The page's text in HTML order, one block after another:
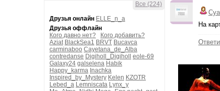
Все (224)
Друзья онлайн ELLE_n_a
Друзья оффлайн
Кого давно нет?
Кого добавить?
Aziat BlackSea1 BRVT Bucavca
carminaboo Cayetana_de_Alba
contredanse Digiholl_Digiholl
eole-69
Galaxy24 galselena Habik
Happy_karma Inachka
Inspired_by_Mystery Kelen KZOTR
Lebed_a Lemniscata Lynx_y
На